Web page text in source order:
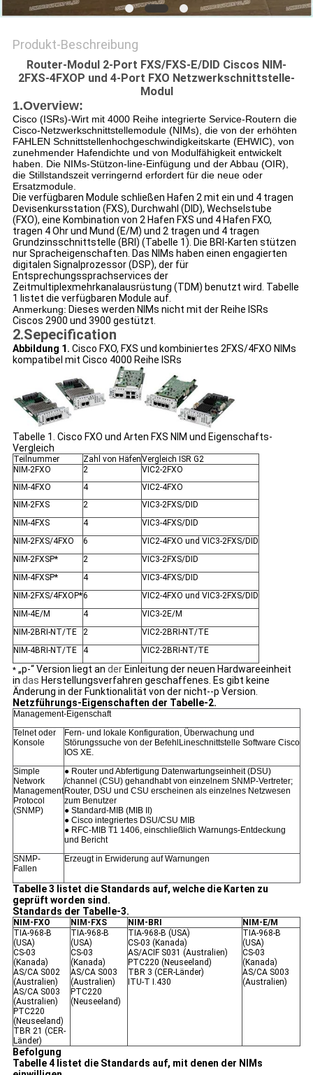
Produkt-Beschreibung
Router-Modul 2-Port FXS/FXS-E/DID Ciscos NIM-
2FXS-4FXOP und 4-Port FXO Netzwerkschnittstelle-
Modul
1.Overview:
Cisco (ISRs)-Wirt mit 4000 Reihe integrierte Service-Routern die
Cisco-Netzwerkschnittstellemodule (NIMs), die von der erhöhten
FAHLEN Schnittstellenhochgeschwindigkeitskarte (EHWIC), von
zunehmender Hafendichte und von Modulfähigkeit entwickelt
haben. Die NIMs-Stützon-line-Einfügung und der Abbau (OIR),
die Stillstandszeit verringernd erfordert für die neue oder
Ersatzmodule.
Die verfügbaren Module schließen Hafen 2 mit ein und 4 tragen
Devisenkursstation (FXS), Durchwahl (DID), Wechselstube
(FXO), eine Kombination von 2 Hafen FXS und 4 Hafen FXO,
tragen 4 Ohr und Mund (E/M) und 2 tragen und 4 tragen
Grundzinsschnittstelle (BRI) (Tabelle 1). Die BRI-Karten stützen
nur Spracheigenschaften. Das NIMs haben einen engagierten
digitalen Signalprozessor (DSP), der für
Entsprechungssprachservices der
Zeitmultiplexmehrkanalausrüstung (TDM) benutzt wird. Tabelle
1 listet die verfügbaren Module auf.
Anmerkung: Dieses werden NIMs nicht mit der Reihe ISRs
Ciscos 2900 und 3900 gestützt.
2.Sepecification
Abbildung 1. Cisco FXO, FXS und kombiniertes 2FXS/4FXO NIMs
kompatibel mit Cisco 4000 Reihe ISRs
Tabelle 1. Cisco FXO und Arten FXS NIM und Eigenschafts-
Vergleich
Teilnummer Zahl von HäfenVergleich ISR G2
NIM-2FXO
2
VIC2-2FXO
NIM-4FXO
4
VIC2-4FXO
NIM-2FXS
2
VIC3-2FXS/DID
NIM-4FXS
4
VIC3-4FXS/DID
NIM-2FXS/4FXO
6
VIC2-4FXO und VIC3-2FXS/DID
NIM-2FXSP*
2
VIC3-2FXS/DID
NIM-4FXSP*
4
VIC3-4FXS/DID
NIM-2FXS/4FXOP*6
VIC2-4FXO und VIC3-2FXS/DID
NIM-4E/M
4
VIC3-2E/M
NIM-2BRI-NT/TE
2
VIC2-2BRI-NT/TE
NIM-4BRI-NT/TE
4
VIC2-2BRI-NT/TE
*„p-“ Version liegt an der Einleitung der neuen Hardwareeinheit
in das Herstellungsverfahren geschaffenes. Es gibt keine
Änderung in der Funktionalität von der nicht--p Version.
Netzführungs-Eigenschaften der Tabelle-2.
Management-Eigenschaft
Telnet oder
Konsole
Fern- und lokale Konfiguration, Überwachung und
Störungssuche von der BefehlLineschnittstelle Software Cisco
IOS XE.
Simple
Network
Management
Protocol
(SNMP)
● Router und Abfertigung Datenwartungseinheit (DSU)
/channel (CSU) gehandhabt von einzelnem SNMP-Vertreter;
Router, DSU und CSU erscheinen als einzelnes Netzwesen
zum Benutzer
● Standard-MIB (MIB II)
● Cisco integriertes DSU/CSU MIB
● RFC-MIB T1 1406, einschließlich Warnungs-Entdeckung
und Bericht
SNMP-
Fallen
Erzeugt in Erwiderung auf Warnungen
Tabelle 3 listet die Standards auf, welche die Karten zu
geprüft worden sind.
Standards der Tabelle-3.
NIM-FXO NIM-FXS NIM-BRI
NIM-E/M
TIA-968-B
(USA)
CS-03
(Kanada)
AS/CA S002
(Australien)
AS/CA S003
(Australien)
PTC220
(Neuseeland)
TBR 21 (CER-
Länder)
TIA-968-B
(USA)
CS-03
(Kanada)
AS/CA S003
(Australien)
PTC220
(Neuseeland)
TIA-968-B (USA)
CS-03 (Kanada)
AS/ACIF S031 (Australien)
PTC220 (Neuseeland)
TBR 3 (CER-Länder)
ITU-T I.430
TIA-968-B
(USA)
CS-03
(Kanada)
AS/CA S003
(Australien)
Befolgung
Tabelle 4 listet die Standards auf, mit denen der NIMs